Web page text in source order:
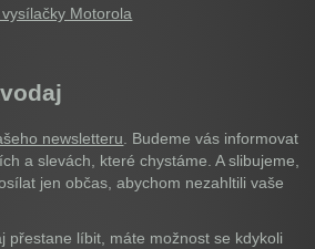
Motorola
newsletteru . Budeme vás informovat
a slevách, které chystáme. A slibujeme,
jen občas, abychom nezahltili vaše
přestane líbit, máte možnost se kdykoli